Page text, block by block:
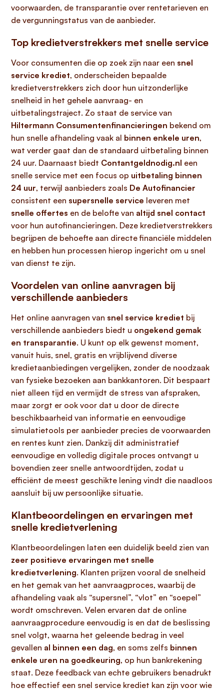
voorwaarden, de transparantie over rentetarieven en
de vergunningstatus van de aanbieder.
Top kredietverstrekkers met snelle service
Voor consumenten die op zoek zijn naar een snel
service krediet, onderscheiden bepaalde
kredietverstrekkers zich door hun uitzonderlijke
snelheid in het gehele aanvraag- en
uitbetalingstraject. Zo staat de service van
Hiltermann Consumentenfinancieringen bekend om
hun snelle afhandeling vaak al binnen enkele uren,
wat verder gaat dan de standaard uitbetaling binnen
24 uur. Daarnaast biedt Contantgeldnodig.nl een
snelle service met een focus op uitbetaling binnen
24 uur, terwijl aanbieders zoals De Autofinancier
consistent een supersnelle service leveren met
snelle offertes en de belofte van altijd snel contact
voor hun autofinancieringen. Deze kredietverstrekkers
begrijpen de behoefte aan directe financiële middelen
en hebben hun processen hierop ingericht om u snel
van dienst te zijn.
Voordelen van online aanvragen bij
verschillende aanbieders
Het online aanvragen van snel service krediet bij
verschillende aanbieders biedt u ongekend gemak
en transparantie. U kunt op elk gewenst moment,
vanuit huis, snel, gratis en vrijblijvend diverse
kredietaanbiedingen vergelijken, zonder de noodzaak
van fysieke bezoeken aan bankkantoren. Dit bespaart
niet alleen tijd en vermijdt de stress van afspraken,
maar zorgt er ook voor dat u door de directe
beschikbaarheid van informatie en eenvoudige
simulatietools per aanbieder precies de voorwaarden
en rentes kunt zien. Dankzij dit administratief
eenvoudige en volledig digitale proces ontvangt u
bovendien zeer snelle antwoordtijden, zodat u
efficiënt de meest geschikte lening vindt die naadloos
aansluit bij uw persoonlijke situatie.
Klantbeoordelingen en ervaringen met
snelle kredietverlening
Klantbeoordelingen laten een duidelijk beeld zien van
zeer positieve ervaringen met snelle
kredietverlening. Klanten prijzen vooral de snelheid
en het gemak van het aanvraagproces, waarbij de
afhandeling vaak als “supersnel”, “vlot” en “soepel”
wordt omschreven. Velen ervaren dat de online
aanvraagprocedure eenvoudig is en dat de beslissing
snel volgt, waarna het geleende bedrag in veel
gevallen al binnen een dag, en soms zelfs binnen
enkele uren na goedkeuring, op hun bankrekening
staat. Deze feedback van echte gebruikers benadrukt
hoe effectief een snel service krediet kan zijn voor wie